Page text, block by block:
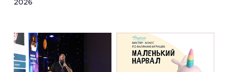
2026